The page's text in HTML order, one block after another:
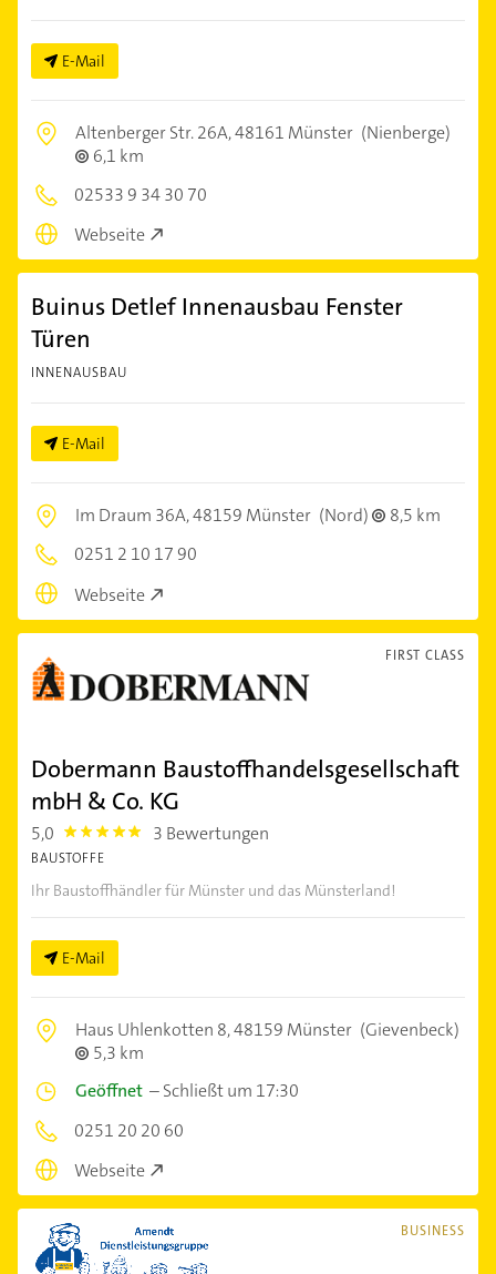
E-Mail
Altenberger Str. 26A,48161 Münster (Nienberge)
6,1 km
02533 9 34 30 70
Webseite
Buinus Detlef Innenausbau Fenster
Türen
INNENAUSBAU
E-Mail
Im Draum 36A,48159 Münster (Nord)
8,5 km
0251 2 10 17 90
Webseite
FIRST CLASS
Dobermann Baustoffhandelsgesellschaft
mbH & Co. KG
5,0 5.0 3 Bewertungen
BAUSTOFFE
Ihr Baustoffhändler für Münster und das Münsterland!
E-Mail
Haus Uhlenkotten 8,48159 Münster (Gievenbeck)
5,3 km
Geöffnet –Schließt um 17:30
0251 20 20 60
Webseite
BUSINESS